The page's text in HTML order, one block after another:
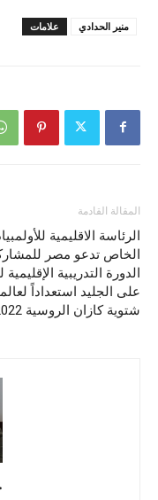
علامات منير الحدادي
المقالة القادمة
الرئاسة الاقليمية
الخاص تدعو مصر
الدورة التدريبية
على الجليد استعداداً
شتوية كازان الروسية 2022